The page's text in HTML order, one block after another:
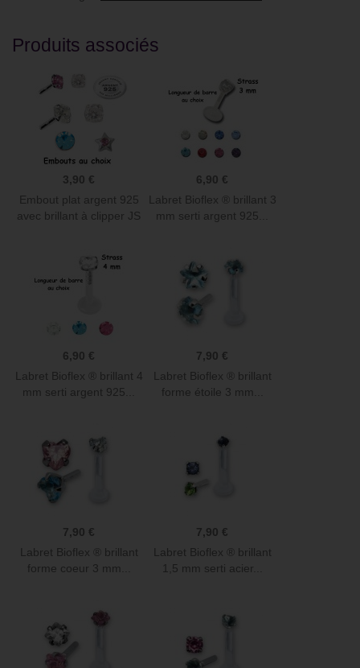
Produits associés
3,90 €
Embout plat argent 925
avec brillant à clipper JS
6,90 €
Labret Bioflex ® brillant 3
mm serti argent 925...
6,90 €
Labret Bioflex ® brillant 4
mm serti argent 925...
7,90 €
Labret Bioflex ® brillant
forme étoile 3 mm...
7,90 €
Labret Bioflex ® brillant
forme coeur 3 mm...
7,90 €
Labret Bioflex ® brillant
1,5 mm serti acier...